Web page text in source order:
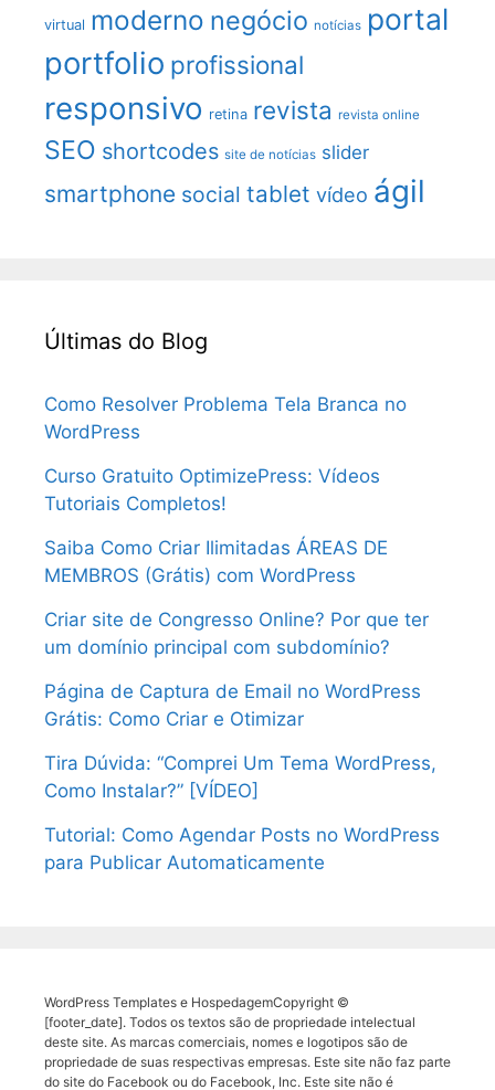
virtual moderno negócio notícias portal
portfolio profissional
responsivo retina revista revista online
SEO shortcodes site de notícias slider
smartphone social tablet vídeo ágil
Últimas do Blog
Como Resolver Problema Tela Branca no
WordPress
Curso Gratuito OptimizePress: Vídeos
Tutoriais Completos!
Saiba Como Criar Ilimitadas ÁREAS DE
MEMBROS (Grátis) com WordPress
Criar site de Congresso Online? Por que ter
um domínio principal com subdomínio?
Página de Captura de Email no WordPress
Grátis: Como Criar e Otimizar
Tira Dúvida: “Comprei Um Tema WordPress,
Como Instalar?” [VÍDEO]
Tutorial: Como Agendar Posts no WordPress
para Publicar Automaticamente
WordPress Templates e HospedagemCopyright ©
[footer_date]. Todos os textos são de propriedade intelectual
deste site. As marcas comerciais, nomes e logotipos são de
propriedade de suas respectivas empresas. Este site não faz parte
do site do Facebook ou do Facebook, Inc. Este site não é